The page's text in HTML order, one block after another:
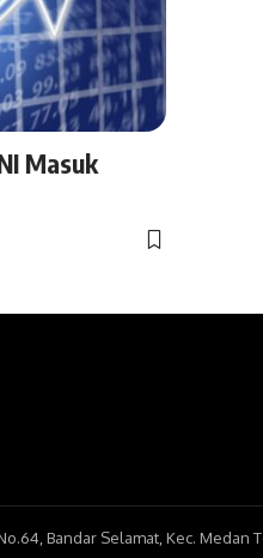
Masuk
Bandar Selamat, Kec. Medan